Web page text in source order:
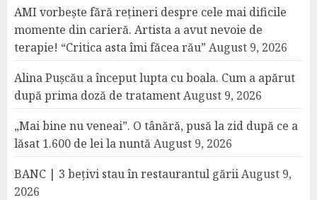
AMI vorbește fără rețineri despre cele mai dificile
momente din carieră. Artista a avut nevoie de
terapie! “Critica asta îmi făcea rău” August 9, 2026
Alina Pușcău a început lupta cu boala. Cum a apărut
după prima doză de tratamentAugust 9, 2026
„Mai bine nu veneai”. O tânără, pusă la zid după ce a
lăsat 1.600 de lei la nuntăAugust 9, 2026
BANC | 3 bețivi stau în restaurantul găriiAugust 9,
2026